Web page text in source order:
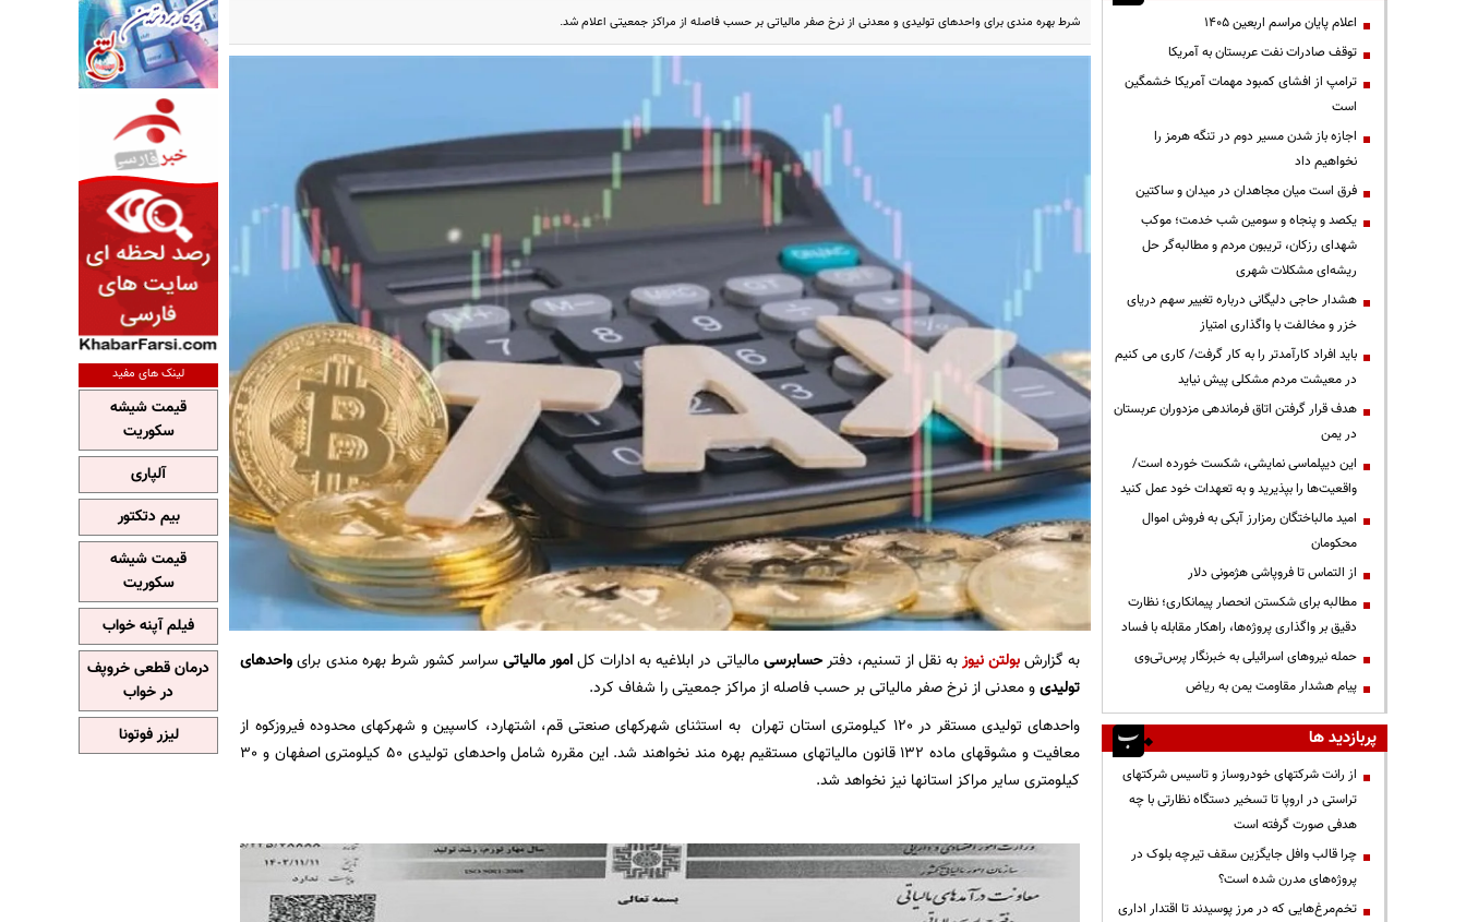
شرط بهره مندی برای واحدهای تولیدی و معدنی از نرخ صفر مالیاتی بر حسب فاصله از مراکز جمعیتی اعلام شد.
به گزارشبولتن نیوزبه نقل از تسنیم، دفترحسابرسیمالیاتی در ابلاغیه به ادارات کلامور مالیاتی سراسر کشور شرط بهره مندی برایواحدهای
تولیدیو معدنی از نرخ صفر مالیاتی بر حسب فاصله از مراکز جمعیتی را شفاف کرد.
واحدهای تولیدی مستقر در 120 کیلومتری استان تهران به استثنای شهرکهای صنعتی قم، اشتهارد، کاسپین و شهرکهای محدوده فیروزکوه از
معافیت و مشوقهای ماده 132 قانون مالیاتهای مستقیم بهره مند نخواهند شد. این مقرره شامل واحدهای تولیدی 50 کیلومتری اصفهان و 30
کیلومتری سایر مراکز استانها نیز نخواهد شد.
اعلام پایان مراسم اربعین ۱۴۰۵
توقف صادرات نفت عربستان به آمریکا
ترامپ از افشای کمبود مهمات آمریکا خشمگین
است
اجازه باز شدن مسیر دوم در تنگه هرمز را
نخواهیم داد
فرق است میان مجاهدان در میدان و ساکتین
یکصد و پنجاه و سومین شب خدمت؛ موکب
شهدای رزکان، تریبون مردم و مطالبه‌گر حل
ریشه‌ای مشکلات شهری
هشدار حاجی دلیگانی درباره تغییر سهم دریای
خزر و مخالفت با واگذاری امتیاز
باید افراد کارآمدتر را به کار گرفت/ کاری می کنیم
در معیشت مردم مشکلی پیش نیاید
هدف قرار گرفتن اتاق‌ فرماندهی مزدوران عربستان
در یمن
این دیپلماسی نمایشی، شکست خورده است/
واقعیت‌ها را بپذیرید و به تعهدات خود عمل کنید
امید مالباختگان رمزارز آبکی به فروش اموال
محکومان
از التماس تا فروپاشی هژمونی دلار
مطالبه برای شکستن انحصار پیمانکاری؛ نظارت
دقیق بر واگذاری پروژه‌ها، راهکار مقابله با فساد
حمله نیروهای اسرائیلی به خبرنگار پرس‌تی‌وی
پیام هشدار مقاومت یمن به ریاض
پربازدید ها
از رانت‌ شرکتهای خودروساز و تاسیس شرکتهای
تراستی در اروپا تا تسخیر دستگاه نظارتی با چه
هدفی صورت گرفته است
چرا قالب وافل جایگزین سقف تیرچه بلوک در
پروژه‌های مدرن شده است؟
تخم‌مرغ‌هایی که در مرز پوسیدند تا اقتدار اداری
لینک های مفید
قیمت شیشه
سکوریت
آلپاری
بیم دتکتور
قیمت شیشه
سکوریت
فیلم آپنه خواب
درمان قطعی خروپف
در خواب
لیزر فوتونا